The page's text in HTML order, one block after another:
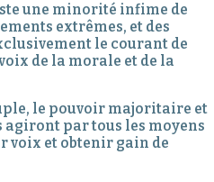
une minorité infime de
extrêmes, et des
le courant de
de la morale et de la
le pouvoir majoritaire et
par tous les moyens
voix et obtenir gain de